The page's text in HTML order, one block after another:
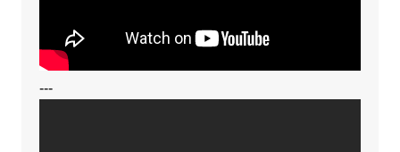
---